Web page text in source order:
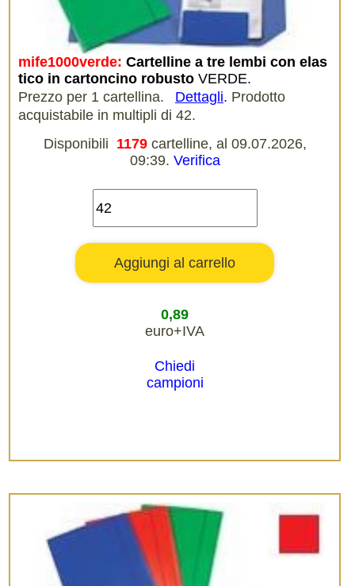
mife1000verde: Cartelline a tre lembi con elas
tico in cartoncino robusto VERDE.
Prezzo per 1 cartellina.
Dettagli. Prodotto
acquistabile in multipli di 42.
Disponibili 1179 cartelline, al 09.07.2026,
09:39. Verifica
0,89
euro+IVA
Chiedi
campioni